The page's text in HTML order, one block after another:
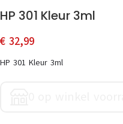
HP 301 Kleur 3ml
€ 32,99
HP 301 Kleur 3ml